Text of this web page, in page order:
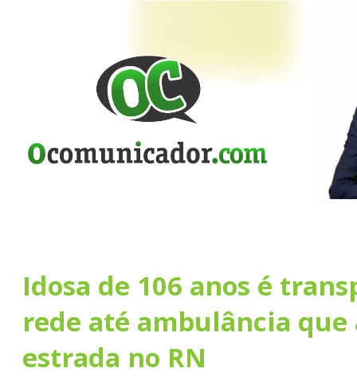
Idosa de 106 anos é
rede até ambulância
estrada no RN